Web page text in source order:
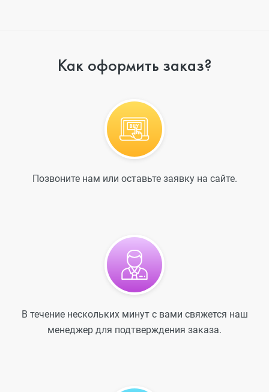
Как оформить заказ?
Позвоните нам или оставьте заявку на сайте.
В течение нескольких минут с вами свяжется наш
менеджер для подтверждения заказа.